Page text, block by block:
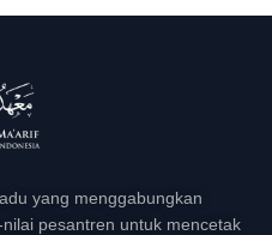
yang menggabungkan
pesantren untuk mencetak